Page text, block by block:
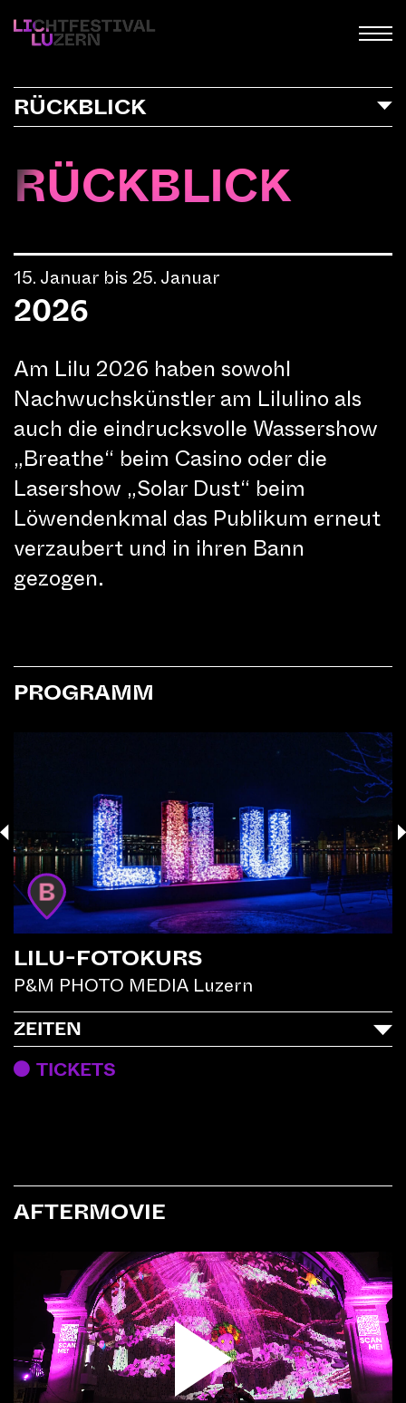
to
RÜCKBLICK
RÜCKBLICK
2026
15. Januar bis 25. Januar
Am Lilu 2026 haben sowohl
Nachwuchskünstler am Lilulino als
auch die eindrucksvolle Wassershow
„Breathe“ beim Casino oder die
Lasershow „Solar Dust“ beim
Löwendenkmal das Publikum erneut
verzaubert und in ihren Bann
gezogen.
PROGRAMM
B
LILU-FOTOKURS
P&M PHOTO MEDIA Luzern
ZEITEN
TICKETS
AFTERMOVIE